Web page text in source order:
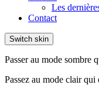
Les
Contact
Switch skin
Passer au mode sombre
Passez au mode clair